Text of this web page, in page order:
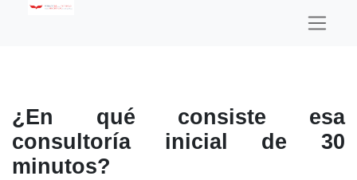
¿En qué consiste esa
consultoría inicial de 30
minutos?